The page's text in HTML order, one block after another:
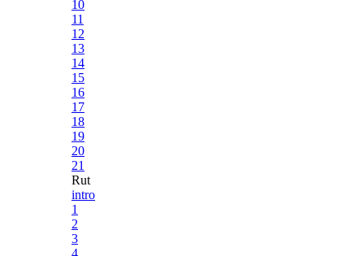
10
11
12
13
14
15
16
17
18
19
20
21
Rut
intro
1
2
3
4